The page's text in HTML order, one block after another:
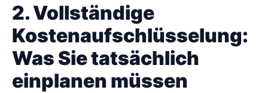
2. Vollständige
Kostenaufschlüsselung:
Was Sie tatsächlich
einplanen müssen